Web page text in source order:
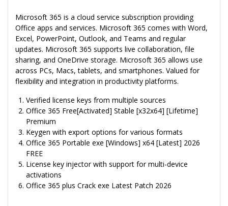
Microsoft 365 is a cloud service subscription providing
Office apps and services. Microsoft 365 comes with Word,
Excel, PowerPoint, Outlook, and Teams and regular
updates. Microsoft 365 supports live collaboration, file
sharing, and OneDrive storage. Microsoft 365 allows use
across PCs, Macs, tablets, and smartphones. Valued for
flexibility and integration in productivity platforms.
Verified license keys from multiple sources
Office 365 Free[Activated] Stable [x32x64] [Lifetime]
Premium
Keygen with export options for various formats
Office 365 Portable exe [Windows] x64 [Latest] 2026
FREE
License key injector with support for multi-device
activations
Office 365 plus Crack exe Latest Patch 2026